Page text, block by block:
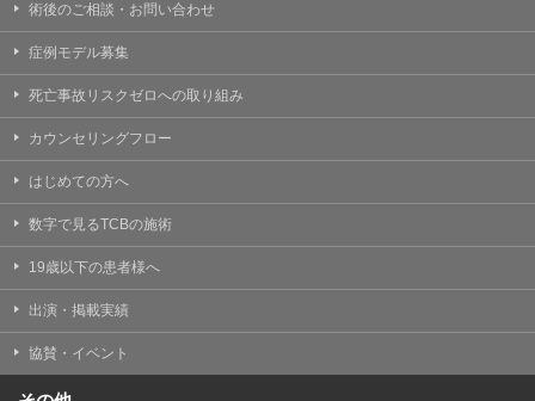
術後のご相談・お問い合わせ
症例モデル募集
死亡事故リスクゼロへの取り組み
カウンセリングフロー
はじめての方へ
数字で見るTCBの施術
19歳以下の患者様へ
出演・掲載実績
協賛・イベント